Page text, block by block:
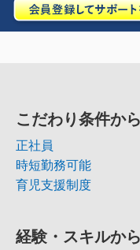
こだわり条件か
正社員
時短勤務可能
育児支援制度
経験・スキルか